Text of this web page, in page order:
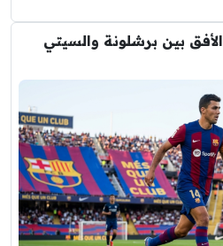
بين برشلونة والسيتي